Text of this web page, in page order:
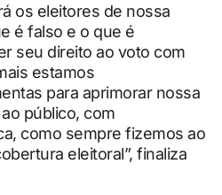
os eleitores de nossa
é falso e o que é
seu direito ao voto com
estamos
para aprimorar nossa
público, com
como sempre fizemos ao
eleitoral”, finaliza